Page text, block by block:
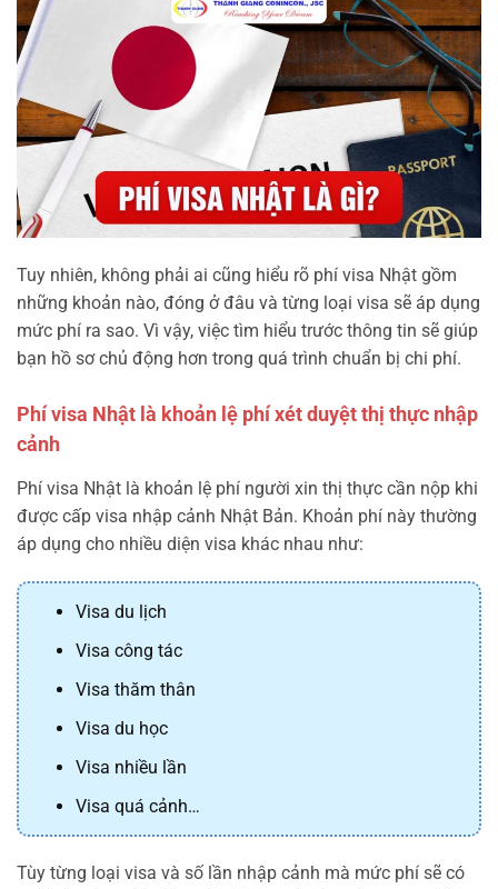
Tuy nhiên, không phải ai cũng hiểu rõ phí visa Nhật gồm
những khoản nào, đóng ở đâu và từng loại visa sẽ áp dụng
mức phí ra sao. Vì vậy, việc tìm hiểu trước thông tin sẽ giúp
bạn hồ sơ chủ động hơn trong quá trình chuẩn bị chi phí.
Phí visa Nhật là khoản lệ phí xét duyệt thị thực nhập
cảnh
Phí visa Nhật là khoản lệ phí người xin thị thực cần nộp khi
được cấp visa nhập cảnh Nhật Bản. Khoản phí này thường
áp dụng cho nhiều diện visa khác nhau như:
Visa du lịch
Visa công tác
Visa thăm thân
Visa du học
Visa nhiều lần
Visa quá cảnh…
Tùy từng loại visa và số lần nhập cảnh mà mức phí sẽ có